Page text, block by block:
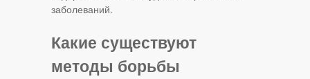
заболеваний.
Какие существуют
методы борьбы